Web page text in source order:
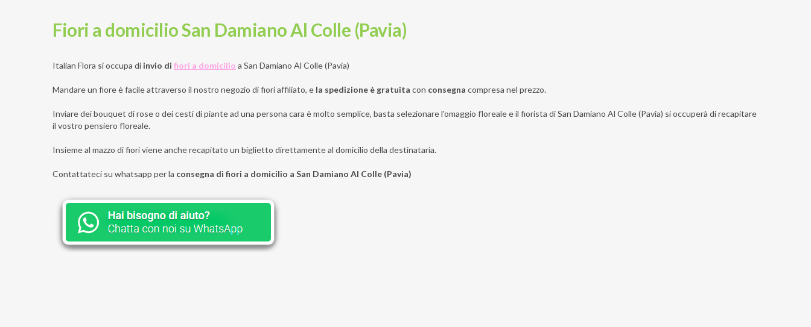
Fiori a domicilio San Damiano Al Colle (Pavia)
Italian Flora si occupa di invio di fiori a domicilio a San Damiano Al Colle (Pavia)
Mandare un fiore è facile attraverso il nostro negozio di fiori affiliato, e la spedizione è gratuita con consegna compresa nel prezzo.
Inviare dei bouquet di rose o dei cesti di piante ad una persona cara è molto semplice, basta selezionare l'omaggio floreale e il fiorista di San Damiano Al Colle (Pavia) si occuperà di recapitare
il vostro pensiero floreale.
Insieme al mazzo di fiori viene anche recapitato un biglietto direttamente al domicilio della destinataria.
Contattateci su whatsapp per la consegna di fiori a domicilio a San Damiano Al Colle (Pavia)